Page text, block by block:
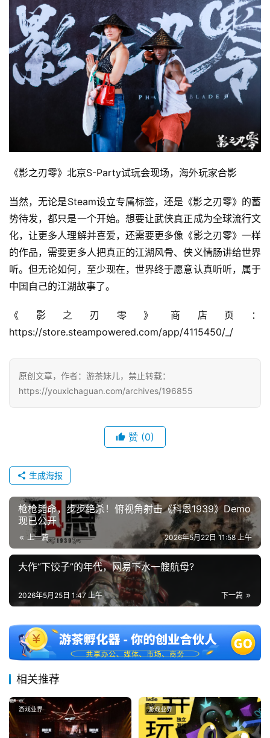
《影之刃零》北京S-Party试玩会现场，海外玩家合影
当然，无论是Steam设立专属标签，还是《影之刃零》的蓄
势待发，都只是一个开始。想要让武侠真正成为全球流行文
化，让更多人理解并喜爱，还需要更多像《影之刃零》一样
的作品，需要更多人把真正的江湖风骨、侠义情肠讲给世界
听。但无论如何，至少现在，世界终于愿意认真听听，属于
中国自己的江湖故事了。
《影之刃零》商店页：
https://store.steampowered.com/app/4115450/_/
原创文章，作者：游茶妹儿，禁止转载：
https://youxichaguan.com/archives/196855
赞 (0)
生成海报
枪枪毙命，步步绝杀！俯视角射击《科恩1939》Demo
现已公开
上一篇 2026年5月22日 11:58 上午
大作“下饺子”的年代，网易下水一艘航母?
下一篇
2026年5月25日 1:47 上午
相关推荐
游戏业界 游戏业界